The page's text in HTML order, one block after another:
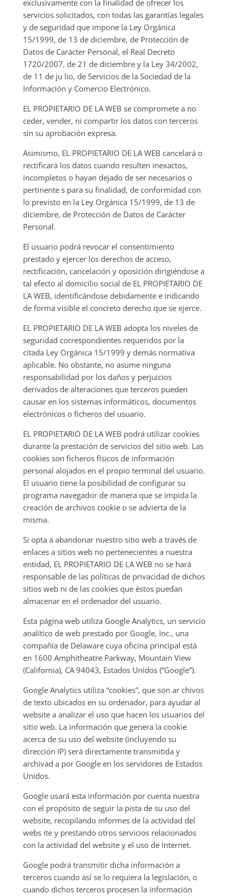
exclusivamente con la finalidad de ofrecer los
servicios solicitados, con todas las garantías legales
y de seguridad que impone la Ley Orgánica
15/1999, de 13 de diciembre, de Protección de
Datos de Carácter Personal, el Real Decreto
1720/2007, de 21 de diciembre y la Ley 34/2002,
de 11 de ju lio, de Servicios de la Sociedad de la
Información y Comercio Electrónico.
EL PROPIETARIO DE LA WEB se compromete a no
ceder, vender, ni compartir los datos con terceros
sin su aprobación expresa.
Asimismo, EL PROPIETARIO DE LA WEB cancelará o
rectificará los datos cuando resulten inexactos,
incompletos o hayan dejado de ser necesarios o
pertinente s para su finalidad, de conformidad con
lo previsto en la Ley Orgánica 15/1999, de 13 de
diciembre, de Protección de Datos de Carácter
Personal.
El usuario podrá revocar el consentimiento
prestado y ejercer los derechos de acceso,
rectificación, cancelación y oposición dirigiéndose a
tal efecto al domicilio social de EL PROPIETARIO DE
LA WEB, identificándose debidamente e indicando
de forma visible el concreto derecho que se ejerce.
EL PROPIETARIO DE LA WEB adopta los niveles de
seguridad correspondientes requeridos por la
citada Ley Orgánica 15/1999 y demás normativa
aplicable. No obstante, no asume ninguna
responsabilidad por los daños y perjuicios
derivados de alteraciones que terceros pueden
causar en los sistemas informáticos, documentos
electrónicos o ficheros del usuario.
EL PROPIETARIO DE LA WEB podrá utilizar cookies
durante la prestación de servicios del sitio web. Las
cookies son ficheros físicos de información
personal alojados en el propio terminal del usuario.
El usuario tiene la posibilidad de configurar su
programa navegador de manera que se impida la
creación de archivos cookie o se advierta de la
misma.
Si opta a abandonar nuestro sitio web a través de
enlaces a sitios web no pertenecientes a nuestra
entidad, EL PROPIETARIO DE LA WEB no se hará
responsable de las políticas de privacidad de dichos
sitios web ni de las cookies que éstos puedan
almacenar en el ordenador del usuario.
Esta página web utiliza Google Analytics, un servicio
analítico de web prestado por Google, Inc., una
compañía de Delaware cuya oficina principal está
en 1600 Amphitheatre Parkway, Mountain View
(California), CA 94043, Estados Unidos (“Google”).
Google Analytics utiliza “cookies”, que son ar chivos
de texto ubicados en su ordenador, para ayudar al
website a analizar el uso que hacen los usuarios del
sitio web. La información que genera la cookie
acerca de su uso del website (incluyendo su
dirección IP) será directamente transmitida y
archivad a por Google en los servidores de Estados
Unidos.
Google usará esta información por cuenta nuestra
con el propósito de seguir la pista de su uso del
website, recopilando informes de la actividad del
webs ite y prestando otros servicios relacionados
con la actividad del website y el uso de Internet.
Google podrá transmitir dicha información a
terceros cuando así se lo requiera la legislación, o
cuando dichos terceros procesen la información